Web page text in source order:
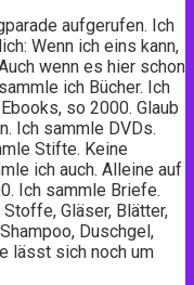
aufgerufen. Ich
Wenn ich eins kann,
wenn es hier schon
ich Bücher. Ich
so 2000. Glaub
Ich sammle DVDs.
Stifte. Keine
ich auch. Alleine auf
Ich sammle Briefe.
Gläser, Blätter,
Duschgel,
lässt sich noch um